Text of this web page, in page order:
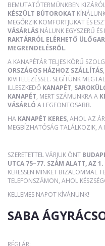
BEMUTATÓTERMÜNKBEN
KÉSZÜLT BÚTOROKAT
MEGŐRZIK KOMFORTJUKAT ÉS
VÁSÁRLÁS NÁLUNK EGYSZERŰ
RAKTÁRRÓL ELÉRHETŐ
MEGRENDELÉSRŐL.
A KANAPÉTÁR TELJES KÖRŰ
ORSZÁGOS HÁZHOZ SZÁLLÍTÁS
KIVITELEZÉSSEL. SEGÍTÜNK
ILLESZKEDŐ KANAPÉT,
KANAPÉT, MERT SZÁMUNKRA A
VÁSÁRLÓ A LEGFONTOSABB.
HA KANAPÉT KERES, AHOL AZ
MEGBÍZHATÓSÁG TALÁLKOZIK, A
SZERETETTEL VÁRJUK ÖNT
UTCA 75–77. SZÁM ALATT, AZ 1.
KERESSEN MINKET BIZALOMMAL
TELEFONSZÁMON, AHOL
KELLEMES NAPOT KÍVÁNUNK!
SABA